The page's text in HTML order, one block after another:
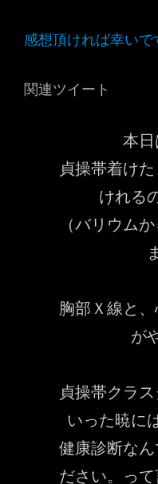
感想頂ければ幸いで
関連ツイート
本
貞操帯着け
けれる
（バリウム
胸部Ｘ線と、
が
貞操帯クラ
いった暁に
健康診断な
ださい。っ